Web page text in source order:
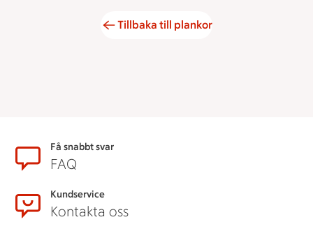
Tillbaka till plankor
SidfotFå snabbt svar
FAQ
Kundservice
Kontakta oss